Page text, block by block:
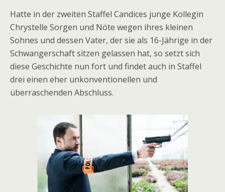
Hatte in der zweiten Staffel Candices junge Kollegin
Chrystelle Sorgen und Nöte wegen ihres kleinen
Sohnes und dessen Vater, der sie als 16-Jährige in der
Schwangerschaft sitzen gelassen hat, so setzt sich
diese Geschichte nun fort und findet auch in Staffel
drei einen eher unkonventionellen und
überraschenden Abschluss.